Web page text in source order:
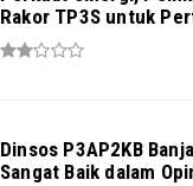
Rakor TP3S untuk
Dinsos P3AP2KB
Sangat Baik dalam